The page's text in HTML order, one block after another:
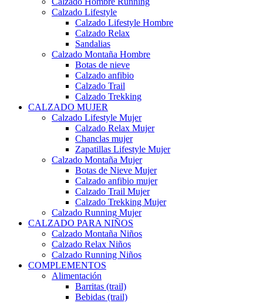
Calzado Lifestyle
Calzado Lifestyle Hombre
Calzado Relax
Sandalias
Calzado Montaña Hombre
Botas de nieve
Calzado anfibio
Calzado Trail
Calzado Trekking
CALZADO MUJER
Calzado Lifestyle Mujer
Calzado Relax Mujer
Chanclas mujer
Zapatillas Lifestyle Mujer
Calzado Montaña Mujer
Botas de Nieve Mujer
Calzado anfibio mujer
Calzado Trail Mujer
Calzado Trekking Mujer
Calzado Running Mujer
CALZADO PARA NIÑOS
Calzado Montaña Niños
Calzado Relax Niños
Calzado Running Niños
COMPLEMENTOS
Alimentación
Barritas (trail)
Bebidas (trail)